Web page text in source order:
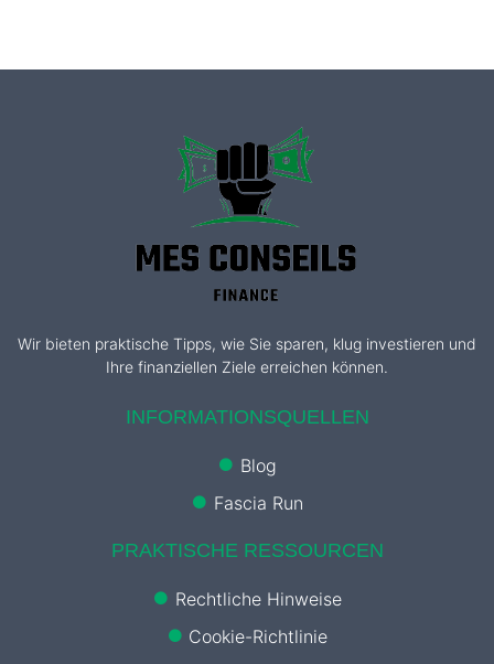
Wir bieten praktische Tipps, wie Sie sparen, klug investieren und
Ihre finanziellen Ziele erreichen können.
INFORMATIONSQUELLEN
Blog
Fascia Run
PRAKTISCHE RESSOURCEN
Rechtliche Hinweise
Cookie-Richtlinie